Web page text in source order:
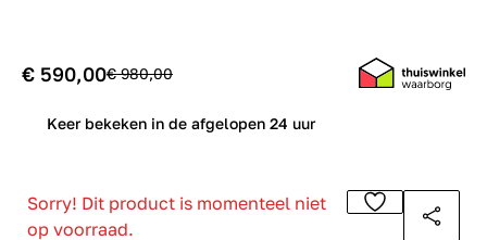
€ 590,00€ 980,00
Keer bekeken in de afgelopen 24 uur
Sorry! Dit product is momenteel niet
op voorraad.